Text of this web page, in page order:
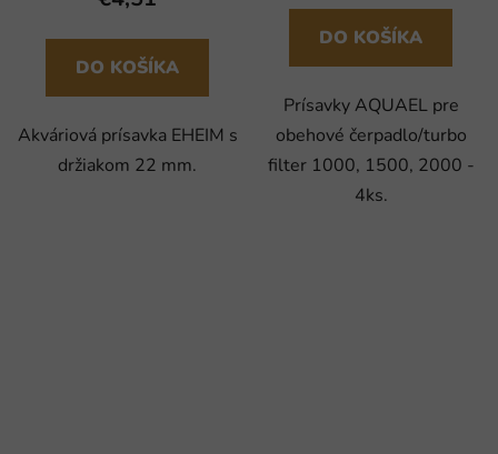
DO KOŠÍKA
Akváriová prísavka EHEIM s
držiakom 22 mm.
DO KOŠÍKA
Prísavky AQUAEL pre
obehové čerpadlo/turbo
filter 1000, 1500, 2000 -
4ks.